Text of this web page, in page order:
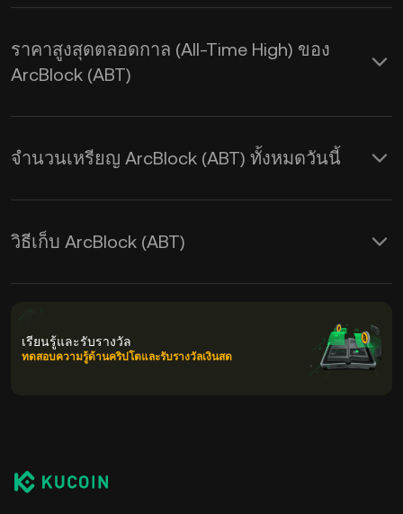
ราคาสูงสุดตลอดกาล (All-Time High) ของ
ArcBlock (ABT)
จำนวนเหรียญ ArcBlock (ABT) ทั้งหมดวันนี้
วิธีเก็บ ArcBlock (ABT)
เรียนรู้และรับรางวัล
ทดสอบความรู้ด้านคริปโตและรับรางวัลเงินสด